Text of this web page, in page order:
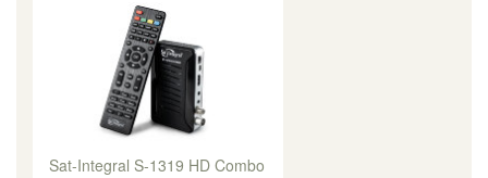
Sat-Integral S-1319 HD Combo